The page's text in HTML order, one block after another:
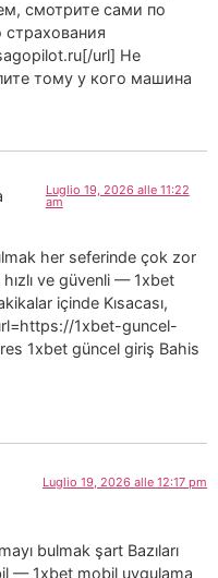
смотрите сами по
url] Не
тому у кого машина
Luglio 19, 2026 alle 11:22
am
her seferinde çok zor
ve güvenli — 1xbet
içinde Kısacası,
1xbet-guncel-
1xbet güncel giriş Bahis
Luglio 19, 2026 alle 12:17 pm
bulmak şart Bazıları
— 1xbet mobil uygulama